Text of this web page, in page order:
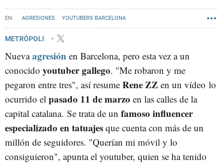
AGRESIONES YOUTUBERS BARCELONA
INFLUENCERS BARCELONA
METRÓPOLI
Nuevaagresión en Barcelona, pero esta vez a un
conocido youtuber gallego. "Me robaron y me
pegaron entre tres", así resume Rene ZZ en un vídeo lo
ocurrido el pasado 11 de marzo en las calles de la
capital catalana. Se trata de un famoso influencer
especializado en tatuajes que cuenta con más de un
millón de seguidores. "Querían mi móvil y lo
consiguieron", apunta el youtuber, quien se ha tenido